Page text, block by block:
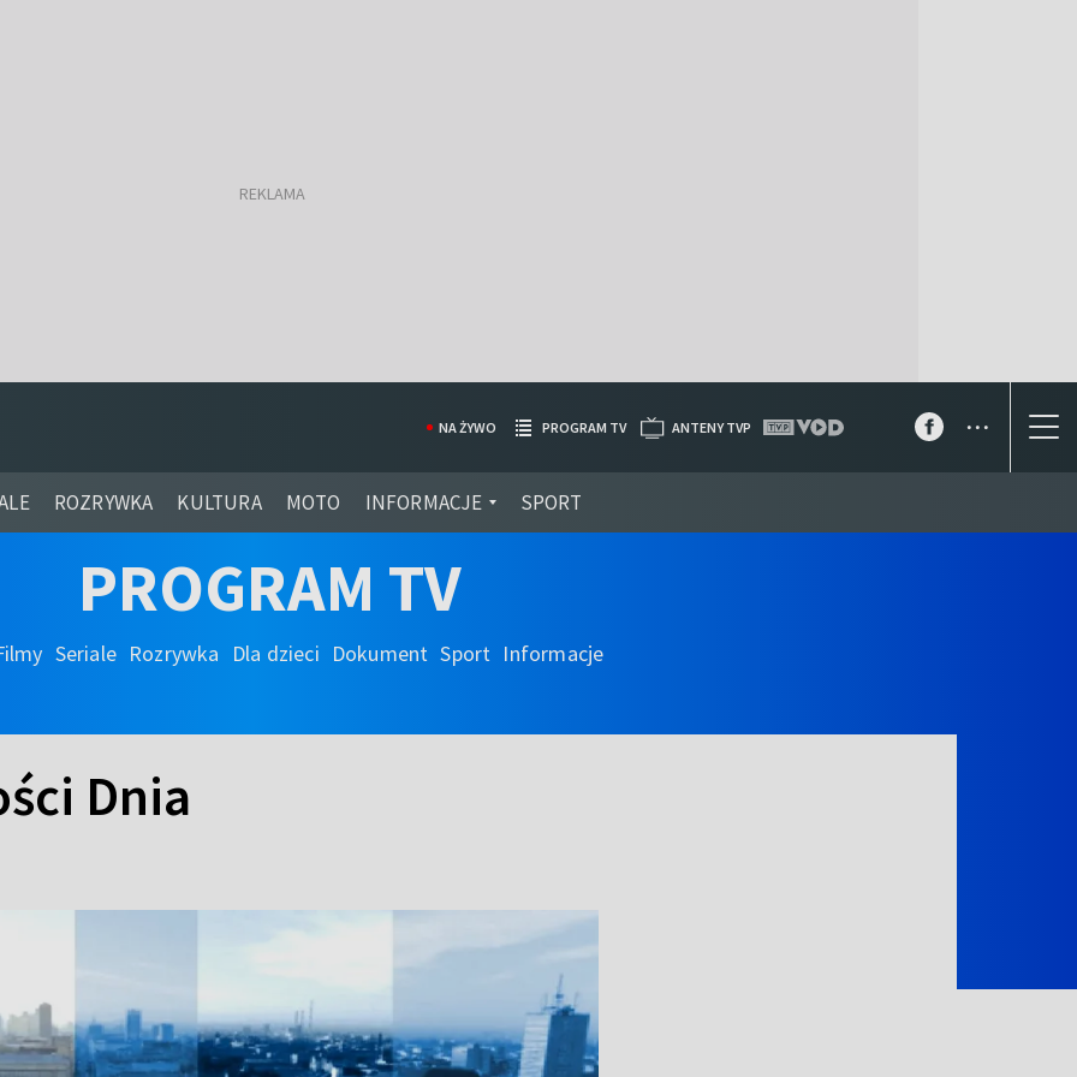
ROZRYWKA KULTURA MOTO INFORMACJE SPORT
NA ŻYWO PROGRAM TV ANTENY TVP ...
PROGRAM TV
Seriale Rozrywka Dla dzieci Dokument Sport Informacje
Dnia